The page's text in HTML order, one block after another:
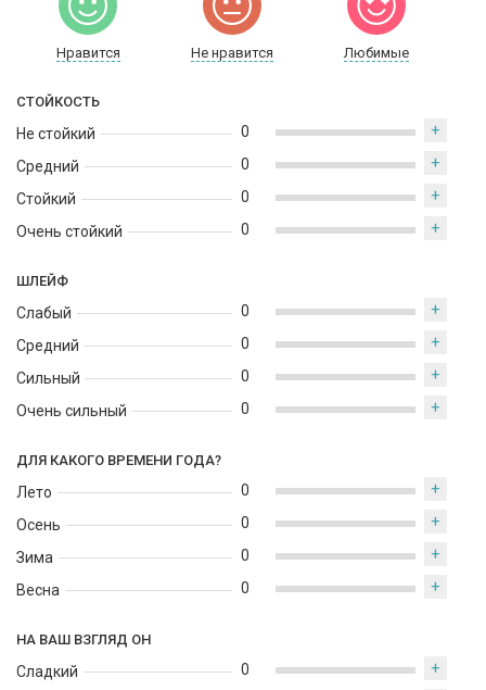
Нравится Не нравится Любимые
СТОЙКОСТЬ
Не стойкий
Средний
Стойкий
Очень стойкий
0 +
0 +
0 +
0 +
ШЛЕЙФ
Слабый
Средний
Сильный
Очень сильный
0 +
0 +
0 +
0 +
ДЛЯ КАКОГО ВРЕМЕНИ ГОДА?
Лето
Осень
Зима
Весна
0 +
0 +
0 +
0 +
НА ВАШ ВЗГЛЯД ОН
Сладкий 0 +